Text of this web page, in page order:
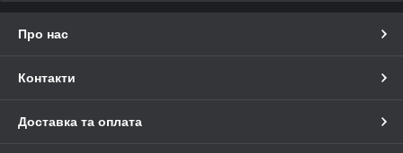
Про нас
Контакти
Доставка та оплата